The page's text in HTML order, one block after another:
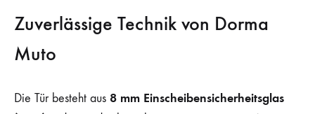
Zuverlässige Technik von Dorma
Muto
Die Tür besteht aus 8 mm Einscheibensicherheitsglas